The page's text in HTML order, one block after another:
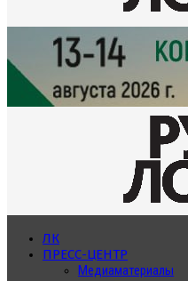
ЛК
ПРЕСС-ЦЕНТР
Медиаматериалы